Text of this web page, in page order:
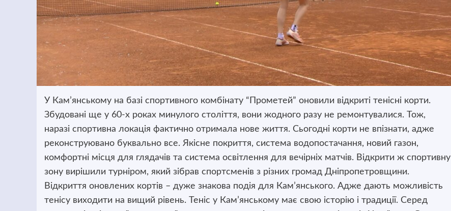
У Кам’янському на базі спортивного комбінату “Прометей” оновили відкриті тенісні корти.
Збудовані ще у 60-х роках минулого століття, вони жодного разу не ремонтувалися. Тож,
наразі спортивна локація фактично отримала нове життя. Сьогодні корти не впізнати, адже
реконструювано буквально все. Якісне покриття, система водопостачання, новий газон,
комфортні місця для глядачів та система освітлення для вечірніх матчів. Відкрити ж спортивну
зону вирішили турніром, який зібрав спортсменів з різних громад Дніпропетровщини.
Відкриття оновлених кортів – дуже знакова подія для Кам’янського. Адже дають можливість
тенісу виходити на вищий рівень. Теніс у Кам’янському має свою історію і традиції. Серед